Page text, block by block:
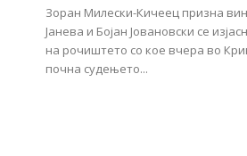
Зоран Милески-Кичеец призна
Јанева и Бојан Јовановски се
на рочиштето со кое вчера во
почна судењето...